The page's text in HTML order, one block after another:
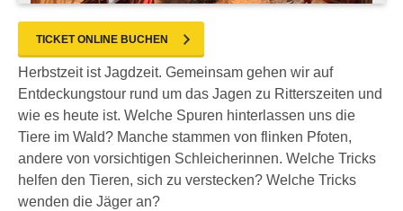
TICKET ONLINE BUCHEN
Herbstzeit ist Jagdzeit. Gemeinsam gehen wir auf
Entdeckungstour rund um das Jagen zu Ritterszeiten und
wie es heute ist. Welche Spuren hinterlassen uns die
Tiere im Wald? Manche stammen von flinken Pfoten,
andere von vorsichtigen Schleicherinnen. Welche Tricks
helfen den Tieren, sich zu verstecken? Welche Tricks
wenden die Jäger an?